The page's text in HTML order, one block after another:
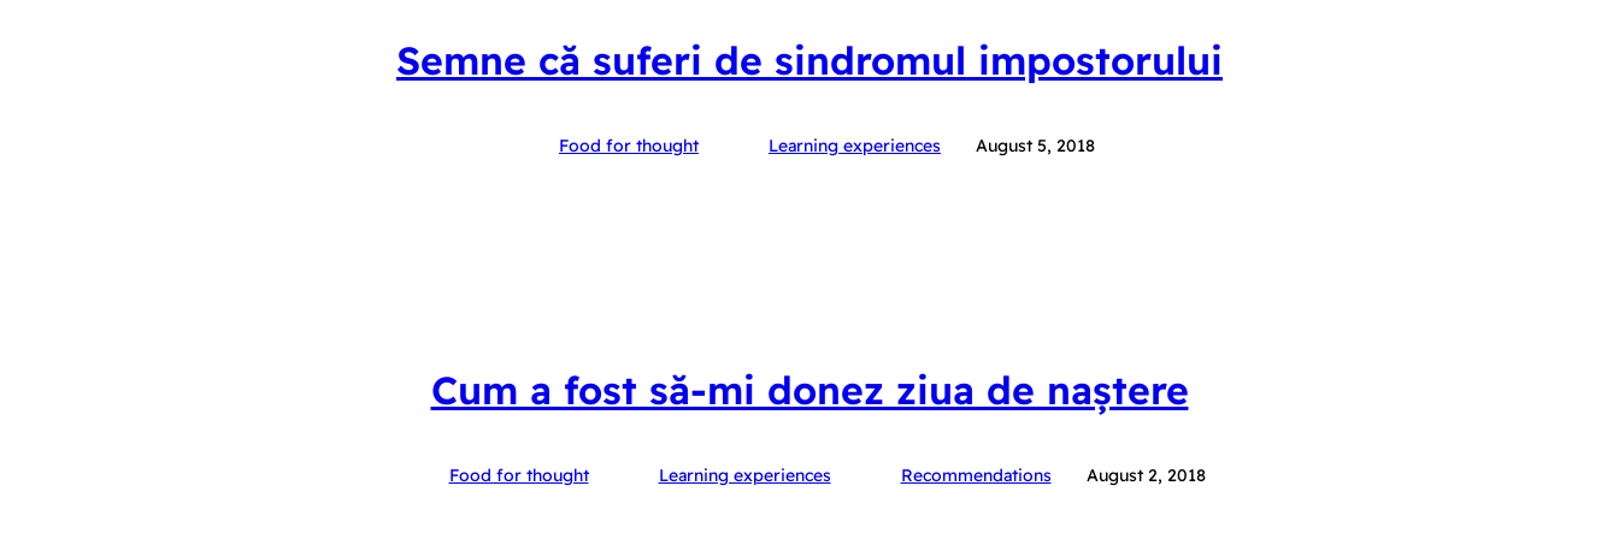
Semne că suferi de sindromul impostorului
Food for thought Learning experiences August 5, 2018
Cum a fost să-mi donez ziua de naștere
Food for thought Learning experiences Recommendations August 2, 2018